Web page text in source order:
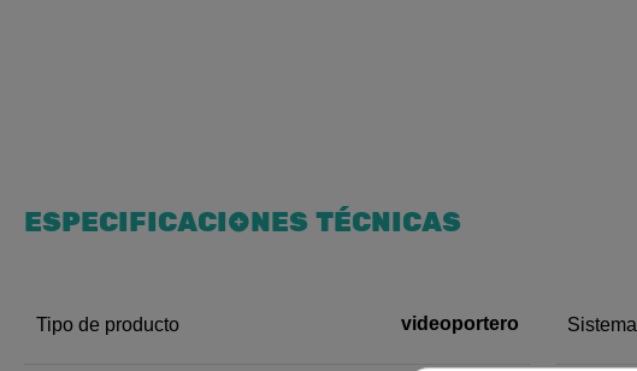
ESPECIFICACIONES TÉCNICAS
Tipo de producto videoportero Sistema